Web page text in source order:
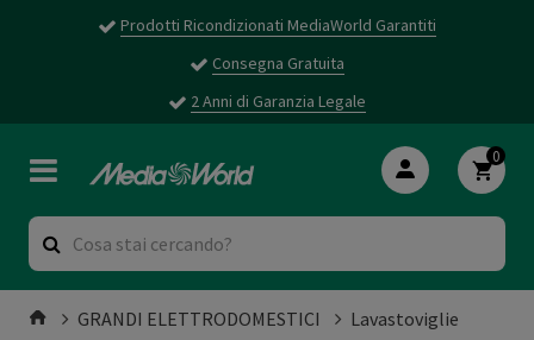
Prodotti Ricondizionati MediaWorld Garantiti
Consegna Gratuita
2 Anni di Garanzia Legale
0
GRANDI ELETTRODOMESTICI
Lavastoviglie